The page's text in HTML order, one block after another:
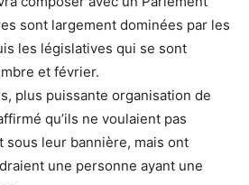
sont largement dominées par les
les législatives qui se sont
et février.
plus puissante organisation de
qu’ils ne voulaient pas
sous leur bannière, mais ont
une personne ayant une